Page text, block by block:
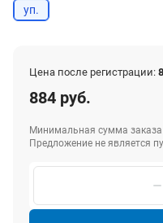
уп.
Цена после регистрации:
884 руб.
Минимальная сумма
Предложение не является